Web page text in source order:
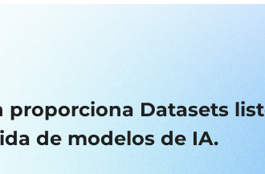
proporciona Datasets
de modelos de IA.